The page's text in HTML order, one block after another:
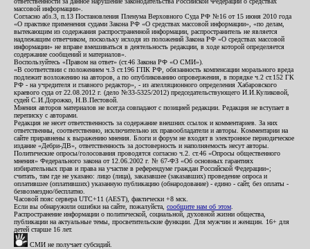
массовой информации».
Согласно абз.3, п.13 Постановления Пленума Верховного Суда РФ №16 от 15 июня 2010 года
«О практике применения судами Закона РФ «О средствах массовой информации», «по делам,
вытекающим из содержания распространенной информации, распространитель не является
надлежащим ответчиком, поскольку исходя из положений Закона РФ «О средствах массовой
информации» не вправе вмешиваться в деятельность редакции, в ходе которой определяется
содержание сообщений и материалов».
Воспользуйтесь «Правом на ответ» (ст.46 Закона РФ «О СМИ»).
«В соответствии с положением ч.3 ст.196 ГПК РФ, обязанность компенсации морального вреда
подлежит возложению на авторов, а по опубликованию опровержения, в порядке ч.2 ст.152 ГК
РФ - на учредителя и главного редактор», - из апелляционного определения Хабаровского
краевого суда от 22.08.2012 г. (дело №33-5325/2012) председательствующего И.И.Куликовой,
судей С.И.Дорожко, Н.В.Пестовой.
Мнения авторов материалов не всегда совпадают с позицией редакции. Редакция не вступает в
переписку с авторами.
Редакция не несет ответственность за содержание внешних ссылок и комментариев. За них
ответственны, соответственно, исключительно их правообладатели и авторы. Комментарии на
сайте приравнены к выражению мнения. Блоги и форум не входят в электронное периодическое
издание «Дебри-ДВ», ответственность за достоверность и наполняемость несут авторы.
Политические опросы/голосования проводятся согласно ч.2. ст.46 «Опросы общественного
мнения» Федерального закона от 12.06.2002 г. № 67-ФЗ «Об основных гарантиях
избирательных прав и права на участие в референдуме граждан Российской Федерации»;
считать, там где не указано: лицо (лица), заказавшее (заказавших) проведение опроса и
оплатившее (оплативших) указанную публикацию (обнародование) - едино - сайт, без оплаты -
безвозмездно/бесплатно.
Часовой пояс сервера UTC+11 (AEST), фактически +8 мск.
Если вы обнаружили ошибки на сайте, пожалуйста, сообщите нам об этом
Распространение информации о политической, социальной, духовной жизни общества,
публикации на актуальные темы, просветительские функции. Для мужчин и женщин. 16+ для
детей старше 16 лет.
СМИ не получает субсидий.